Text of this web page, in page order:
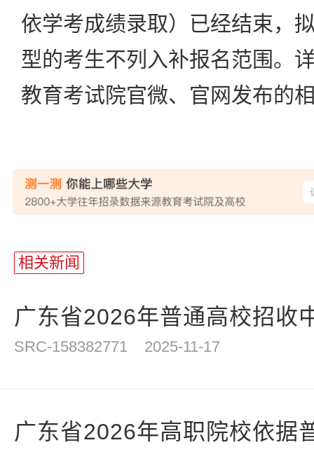
依学考成绩录取）已经结束，
型的考生不列入补报名范围。
教育考试院官微、官网发布的
相关新闻
广东省2026年普通高校招收
SRC-158382771 2025-11-17
广东省2026年高职院校依据